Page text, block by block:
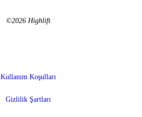
©2026 Highlift
Kullanım Koşulları
Gizlilik Şartları